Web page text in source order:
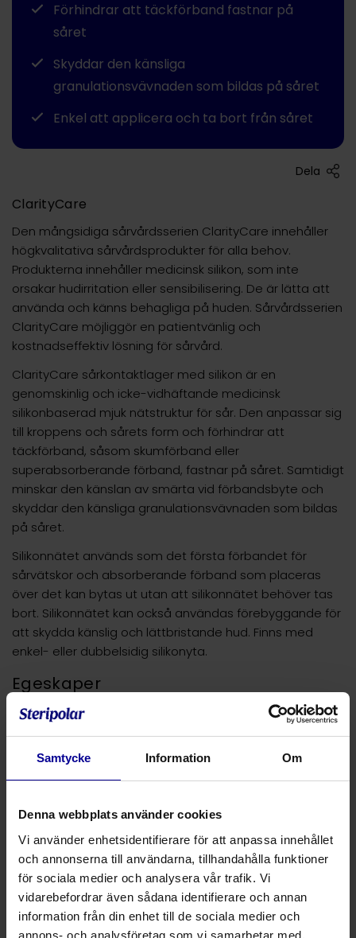
Samtycke Information Om
Denna webbplats använder cookies
Vi använder enhetsidentifierare för att anpassa innehållet
och annonserna till användarna, tillhandahålla funktioner
för sociala medier och analysera vår trafik. Vi
vidarebefordrar även sådana identifierare och annan
information från din enhet till de sociala medier och
annons- och analysföretag som vi samarbetar med.
ClarityCare
Den mångsidiga sårvårdsserien ClarityCare innehåller
högkvalitativa sårvårdsprodukter för alla behov.
Produkterna innehåller medicinsk silikon, som inte
orsakar hudirritation eller sensibilisering. De är lätta att
använda och känns behagliga på huden. Sårvårdsserien
ClarityCare möjliggör en patientvänlig och
kostnadseffektiv lösning för sårvård.
ClarityCare sårkontaktlager med silikon är en
genomskinlig och icke-vidhäftande medicinsk
silikonbaserad mjuk nätstruktur för sår. Den anpassar sig
till kroppens och sårets form och förhindrar att
täckförband, såsom skumförband eller
superabsorberande förband, fastnar på såret. Samtidigt
minskar den känslan av smärta vid förbandsbyte och
skyddar den känsliga granulationsvävnaden som bildas
på såret.
Silikonnätet används som det första förbandet för
sårvätskor och absorberande förband som placeras
över det kan bytas ut utan att silikonnätet behöver tas
bort. Silikonnätet kan också användas förebyggande för
att skydda känslig och lättbristande hud. Finns med
enkel- eller dubbelsidig silikonyta.
Egeskaper
Transparent – lätt att följa sårets utveckling
Bra vidhäftning för både kortvarig och långvarig
användning
Överför sårvätskor genom nätet till absorberande
Enkel att applicera och ta bort från såret
Mjuk och behaglig
Orsakar ingen hudirritation eller känslighet
Lämnar inga rester på såret eller huden
Alternativ med en- eller dubbelriktad
Förhindrar att täckförband fastnar på
såret
Skyddar den känsliga
granulationsvävnaden som bildas på såret
Enkel att applicera och ta bort från såret
Dela